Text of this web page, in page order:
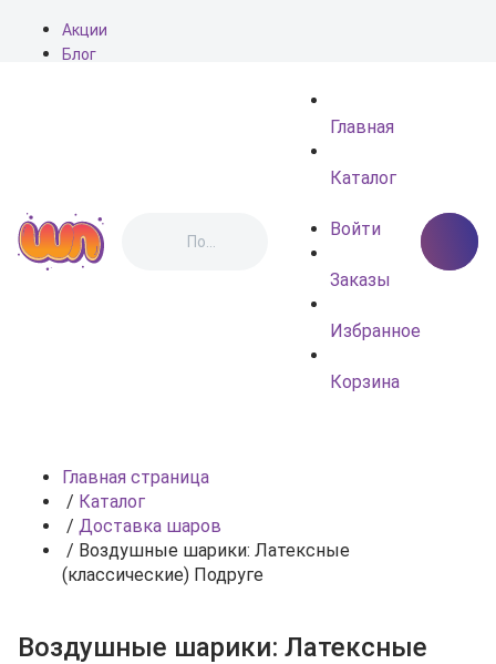
Акции
Блог
Главная
Каталог
Войти
Заказы
Избранное
Корзина
Главная страница
/ Каталог
/ Доставка шаров
/ Воздушные шарики: Латексные
(классические) Подруге
Воздушные шарики: Латексные